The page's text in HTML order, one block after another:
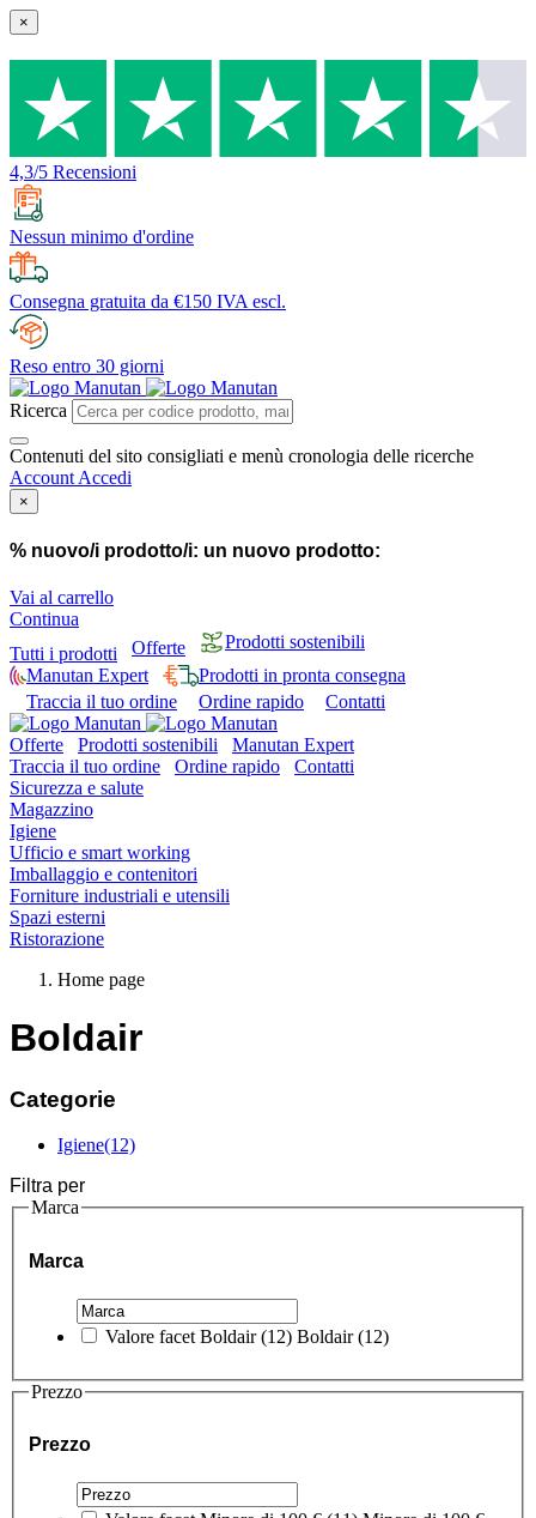
×
4,3/5 Recensioni
Nessun minimo d'ordine
Consegna gratuita da €150 IVA escl.
Reso entro 30 giorni
Ricerca
Contenuti del sito consigliati e menù cronologia delle ricerche
Account Accedi
×
% nuovo/i prodotto/i: un nuovo prodotto:
Vai al carrello
Continua
Tutti i prodotti
Offerte
Prodotti sostenibili
Manutan Expert
Prodotti in pronta consegna
Traccia il tuo ordine
Ordine rapido Contatti
Offerte Prodotti sostenibili
Manutan Expert
Traccia il tuo ordine
Ordine rapido
Contatti
Sicurezza e salute
Magazzino
Igiene
Ufficio e smart working
Imballaggio e contenitori
Forniture industriali e utensili
Spazi esterni
Ristorazione
Home page
Boldair
Categorie
Igiene(12)
Filtra per
Marca
Marca
Valore facet Boldair(12) Boldair(12)
Prezzo
Prezzo